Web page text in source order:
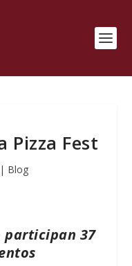
Pizza Fest
| Blog
participan 37